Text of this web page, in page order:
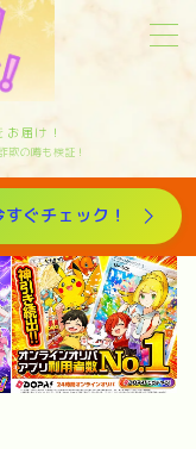
届け！
アルな体験
ル
欺の噂も検証！
すぐチェック！